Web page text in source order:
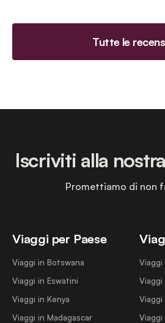
Tutte le
Viaggi per Paese
Viaggi in Botswana
Viaggi in Eswatini
Viaggi in Kenya
Viaggi in Madagascar
Viaggi
Viaggi
Viaggi
Iscriviti alla
Promettiamo di non